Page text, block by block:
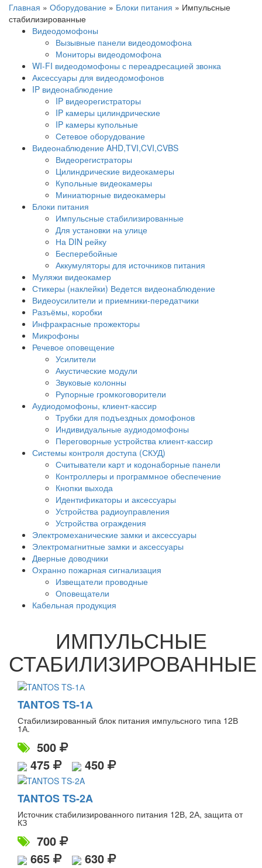
Главная » Оборудование » Блоки питания » Импульсные
стабилизированные
Видеодомофоны
Вызывные панели видеодомофона
Мониторы видеодомофона
WI-FI видеодомофоны с переадресацией звонка
Аксессуары для видеодомофонов
IP видеонаблюдение
IP видеорегистраторы
IP камеры цилиндрические
IP камеры купольные
Сетевое оборудование
Видеонаблюдение AHD,TVI,CVI,CVBS
Видеорегистраторы
Цилиндрические видеокамеры
Купольные видеокамеры
Миниатюрные видеокамеры
Блоки питания
Импульсные стабилизированные
Для установки на улице
На DIN рейку
Бесперебойные
Аккумуляторы для источников питания
Муляжи видеокамер
Стикеры (наклейки) Ведется видеонаблюдение
Видеоусилители и приемники-передатчики
Разъёмы, коробки
Инфракрасные прожекторы
Микрофоны
Речевое оповещение
Усилители
Акустические модули
Звуковые колонны
Рупорные громкоговорители
Аудиодомофоны, клиент-кассир
Трубки для подъездных домофонов
Индивидуальные аудиодомофоны
Переговорные устройства клиент-кассир
Системы контроля доступа (СКУД)
Считыватели карт и кодонаборные панели
Контроллеры и программное обеспечение
Кнопки выхода
Идентификаторы и аксессуары
Устройства радиоуправления
Устройства ограждения
Электромеханические замки и аксессуары
Электромагнитные замки и аксессуары
Дверные доводчики
Охранно пожарная сигнализация
Извещатели проводные
Оповещатели
Кабельная продукция
ИМПУЛЬСНЫЕ
СТАБИЛИЗИРОВАННЫЕ
TANTOS TS-1А
Стабилизированный блок питания импульсного типа 12В
1А.
500
475
450
TANTOS TS-2A
Источник стабилизированного питания 12В, 2А, защита от
КЗ
700
665
630